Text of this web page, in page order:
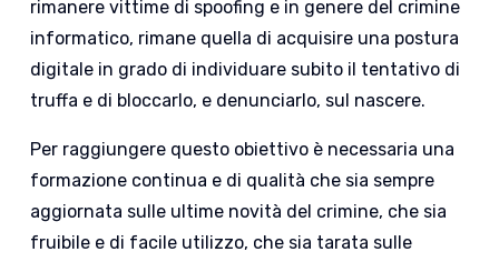
rimanere vittime di spoofing e in genere del crimine
informatico, rimane quella di acquisire una postura
digitale in grado di individuare subito il tentativo di
truffa e di bloccarlo, e denunciarlo, sul nascere.
Per raggiungere questo obiettivo è necessaria una
formazione continua e di qualità che sia sempre
aggiornata sulle ultime novità del crimine, che sia
fruibile e di facile utilizzo, che sia tarata sulle